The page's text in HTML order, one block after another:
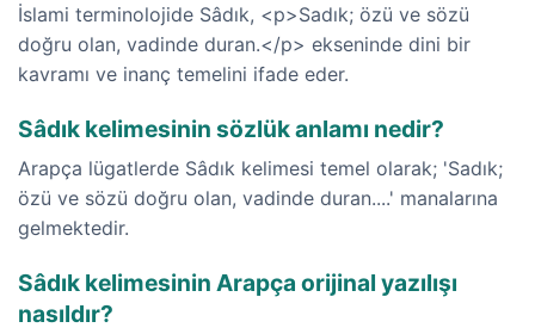
İslami terminolojide Sâdık, <p>Sadık; özü ve sözü
doğru olan, vadinde duran.</p> ekseninde dini bir
kavramı ve inanç temelini ifade eder.
Sâdık kelimesinin sözlük anlamı nedir?
Arapça lügatlerde Sâdık kelimesi temel olarak; 'Sadık;
özü ve sözü doğru olan, vadinde duran....' manalarına
gelmektedir.
Sâdık kelimesinin Arapça orijinal yazılışı
nasıldır?